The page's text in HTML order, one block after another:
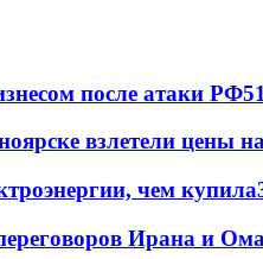
после атаки РФ
взлетели цены
чем купила
Ирана и